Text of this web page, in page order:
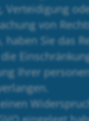
Verteidigung
von
haben Sie das
Ihrer